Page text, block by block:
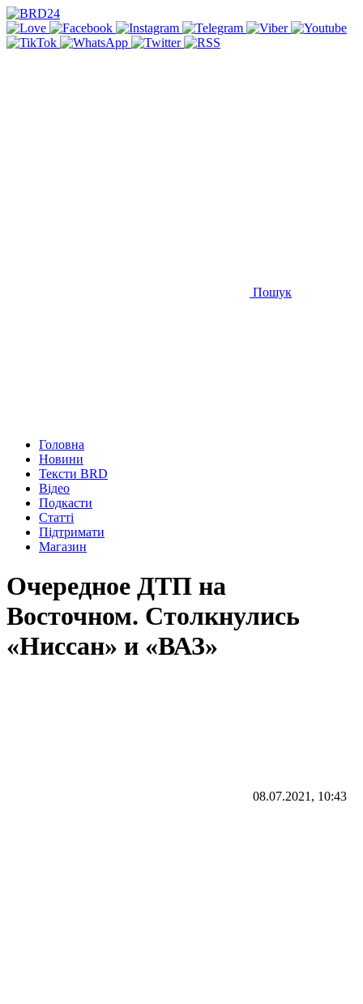
Пошук
Головна
Новини
Тексти BRD
Відео
Подкасти
Статті
Підтримати
Магазин
Очередное ДТП на
Восточном. Столкнулись
«Ниссан» и «ВАЗ»
08.07.2021, 10:43